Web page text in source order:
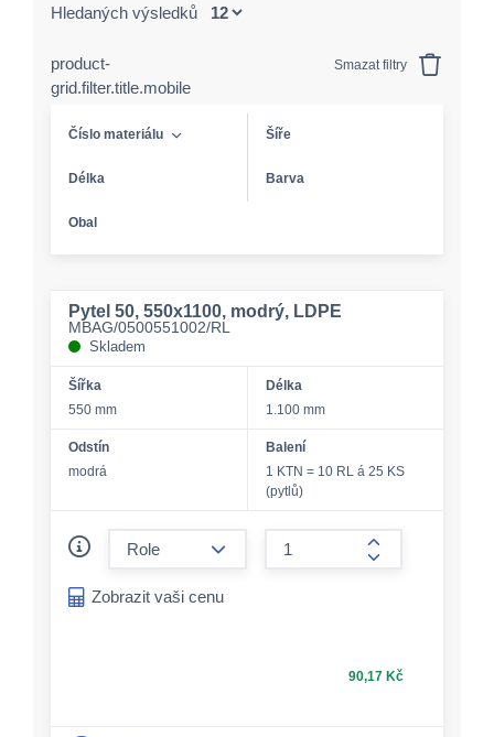
Hledaných výsledků
product-
grid.filter.title.mobile
Smazat filtry
Číslo materiálu Šíře
Délka Barva
Obal
Pytel 50, 550x1100, modrý, LDPE
MBAG/0500551002/RL
Skladem
Šířka
550 mm
Délka
1.100 mm
Odstín
modrá
Balení
1 KTN = 10 RL á 25 KS
(pytlů)
form.increase-
Zobrazit vaši cenu
90,17 Kč